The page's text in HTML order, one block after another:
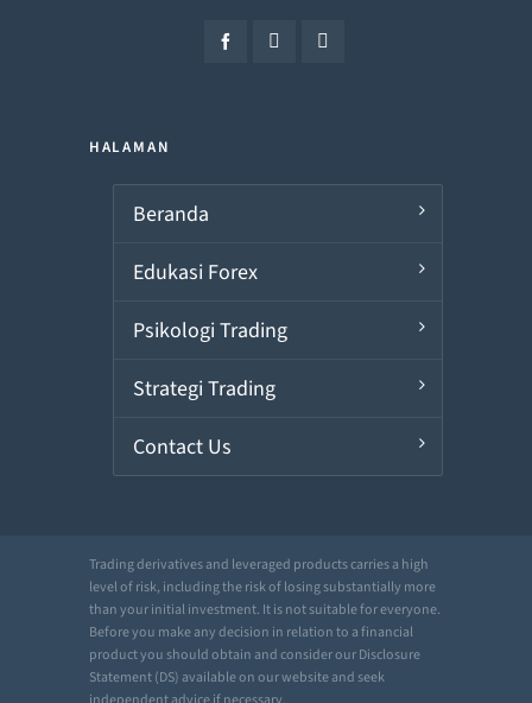
HALAMAN
Beranda
Edukasi Forex
Psikologi Trading
Strategi Trading
Contact Us
Trading derivatives and leveraged products carries a high
level of risk, including the risk of losing substantially more
than your initial investment. It is not suitable for everyone.
Before you make any decision in relation to a financial
product you should obtain and consider our Disclosure
Statement (DS) available on our website and seek